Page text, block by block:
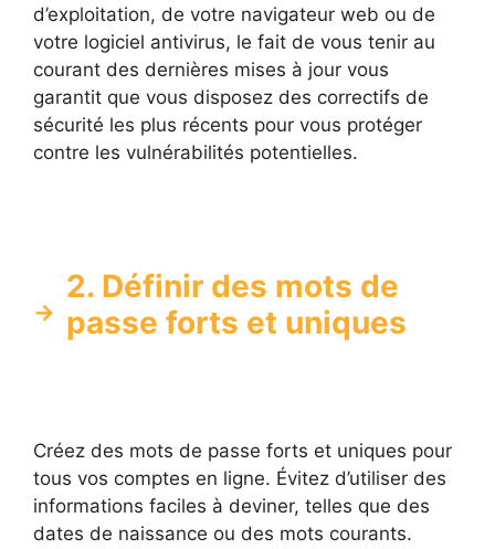
d’exploitation, de votre navigateur web ou de
votre logiciel antivirus, le fait de vous tenir au
courant des dernières mises à jour vous
garantit que vous disposez des correctifs de
sécurité les plus récents pour vous protéger
contre les vulnérabilités potentielles.
2. Définir des mots de
passe forts et uniques
Créez des mots de passe forts et uniques pour
tous vos comptes en ligne. Évitez d’utiliser des
informations faciles à deviner, telles que des
dates de naissance ou des mots courants.